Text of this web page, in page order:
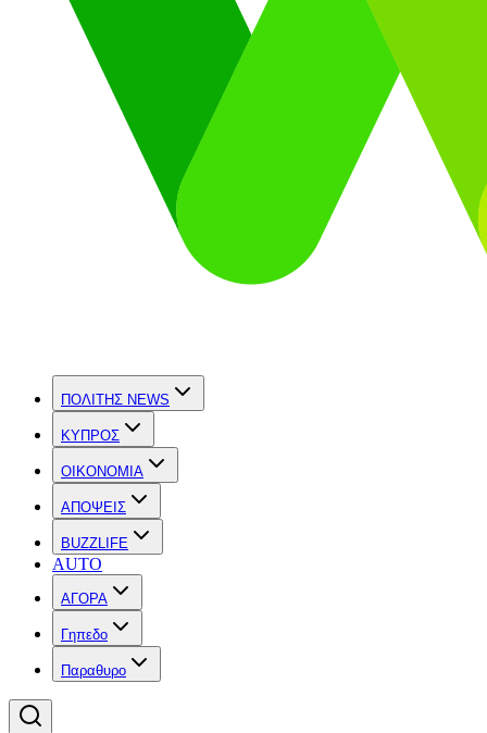
ΠΟΛΙΤΗΣ NEWS
ΚΥΠΡΟΣ
OIKONOMIA
ΑΠΟΨΕΙΣ
BUZZLIFE
AUTO
ΑΓΟΡΑ
Γηπεδο
Παραθυρο